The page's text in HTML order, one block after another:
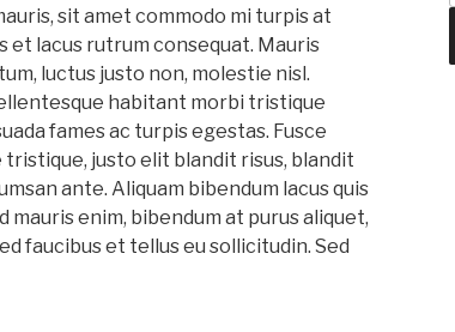
sit amet commodo mi turpis at
et lacus rutrum consequat. Mauris
luctus justo non, molestie nisl.
habitant morbi tristique
fames ac turpis egestas. Fusce
tristique, justo elit blandit risus, blandit
ante. Aliquam bibendum lacus quis
mauris enim, bibendum at purus aliquet,
faucibus et tellus eu sollicitudin. Sed